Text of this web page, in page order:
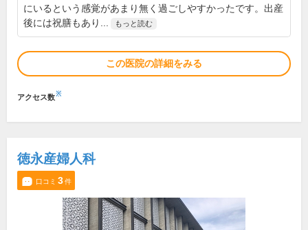
にいるという感覚があまり無く過ごしやすかったです。出産
後には祝膳もあり...
もっと読む
この医院の詳細をみる
アクセス数※
徳永産婦人科
口コミ 3件